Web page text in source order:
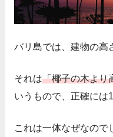
バリ島では、建物の高
それは「椰子の木より
いうもので、 正確には
これは一体なぜなので